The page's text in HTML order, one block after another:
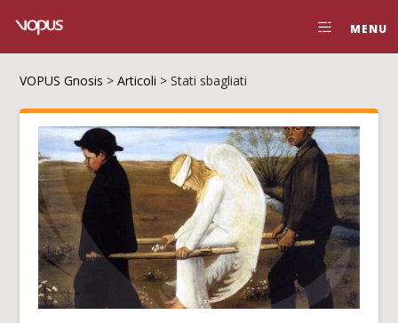
MENU
VOPUS Gnosis >Articoli >Stati sbagliati